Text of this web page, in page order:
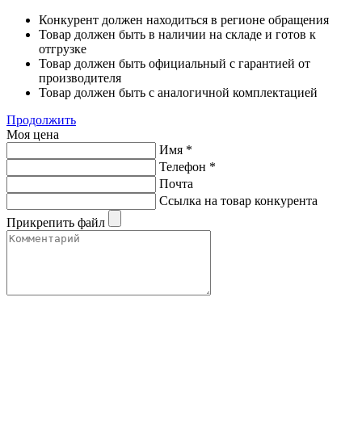
Конкурент должен находиться в регионе обращения
Товар должен быть в наличии на складе и готов к
отгрузке
Товар должен быть официальный с гарантией от
производителя
Товар должен быть с аналогичной комплектацией
Продолжить
Моя цена
Имя *
Телефон *
Почта
Ссылка на товар конкурента
Прикрепить файл